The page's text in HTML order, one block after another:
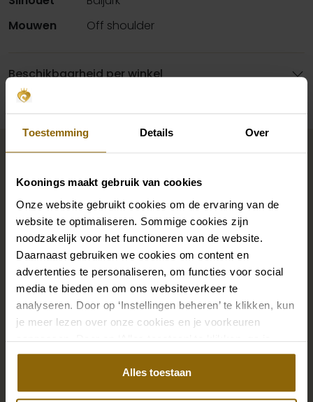
Toestemming Details Over
Koonings maakt gebruik van cookies
Onze website gebruikt cookies om de ervaring van de
website te optimaliseren. Sommige cookies zijn
noodzakelijk voor het functioneren van de website.
Daarnaast gebruiken we cookies om content en
advertenties te personaliseren, om functies voor social
media te bieden en om ons websiteverkeer te
analyseren. Door op ‘Instellingen beheren’ te klikken, kun
je meer lezen over onze cookies en je voorkeuren
aanpassen. Door op ‘Alles toestaan’ te klikken, ga je
akkoord met het gebruik van alle cookies.
Alles toestaan
Mouwen
Off shoulder
Beschikbaarheid per winkel
Maak jouw bridallook
De perfecte trouwschoenen voor onder je trouwjurk,
maar ook kettingen, armbanden en oorbellen die
precies bij je bruidsjurk passen of een prachtige sluier,
haarband of haarspeld voor je bruidskapsel: jouw
bruidslook is pas af met bijpassende accessoires. Met
onze grote accessoire winkel met accessoires voor
jouw jurk of trouwkostuum.
Ga naar accessoires